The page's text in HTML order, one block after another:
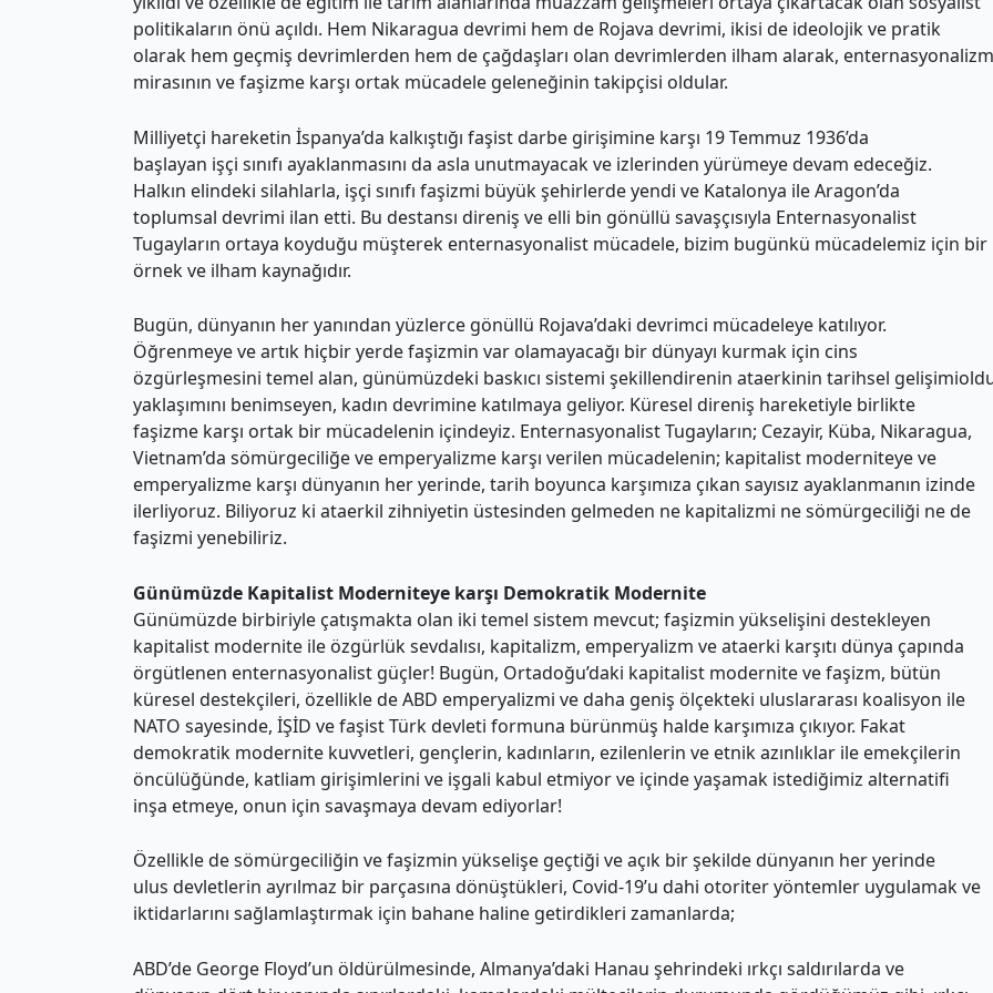
politikaların önü açıldı. Hem Nikaragua devrimi hem de Rojava devrimi, ikisi de ideolojik ve pratik
olarak hem geçmiş devrimlerden hem de çağdaşları olan devrimlerden ilham alarak, enternasyonalizm
mirasının ve faşizme karşı ortak mücadele geleneğinin takipçisi oldular.
Milliyetçi hareketin İspanya’da kalkıştığı faşist darbe girişimine karşı 19 Temmuz 1936’da
başlayan işçi sınıfı ayaklanmasını da asla unutmayacak ve izlerinden yürümeye devam edeceğiz.
Halkın elindeki silahlarla, işçi sınıfı faşizmi büyük şehirlerde yendi ve Katalonya ile Aragon’da
toplumsal devrimi ilan etti. Bu destansı direniş ve elli bin gönüllü savaşçısıyla Enternasyonalist
Tugayların ortaya koyduğu müşterek enternasyonalist mücadele, bizim bugünkü mücadelemiz için bir
örnek ve ilham kaynağıdır.
Bugün, dünyanın her yanından yüzlerce gönüllü Rojava’daki devrimci mücadeleye katılıyor.
Öğrenmeye ve artık hiçbir yerde faşizmin var olamayacağı bir dünyayı kurmak için cins
özgürleşmesini temel alan, günümüzdeki baskıcı sistemi şekillendirenin ataerkinin tarihsel
yaklaşımını benimseyen, kadın devrimine katılmaya geliyor. Küresel direniş hareketiyle birlikte
faşizme karşı ortak bir mücadelenin içindeyiz. Enternasyonalist Tugayların; Cezayir, Küba, Nikaragua,
Vietnam’da sömürgeciliğe ve emperyalizme karşı verilen mücadelenin; kapitalist moderniteye ve
emperyalizme karşı dünyanın her yerinde, tarih boyunca karşımıza çıkan sayısız ayaklanmanın izinde
ilerliyoruz. Biliyoruz ki ataerkil zihniyetin üstesinden gelmeden ne kapitalizmi ne sömürgeciliği ne de
faşizmi yenebiliriz.
Günümüzde Kapitalist Moderniteye karşı Demokratik Modernite
Günümüzde birbiriyle çatışmakta olan iki temel sistem mevcut; faşizmin yükselişini destekleyen
kapitalist modernite ile özgürlük sevdalısı, kapitalizm, emperyalizm ve ataerki karşıtı dünya çapında
örgütlenen enternasyonalist güçler! Bugün, Ortadoğu’daki kapitalist modernite ve faşizm, bütün
küresel destekçileri, özellikle de ABD emperyalizmi ve daha geniş ölçekteki uluslararası koalisyon ile
NATO sayesinde, İŞİD ve faşist Türk devleti formuna bürünmüş halde karşımıza çıkıyor. Fakat
demokratik modernite kuvvetleri, gençlerin, kadınların, ezilenlerin ve etnik azınlıklar ile emekçilerin
öncülüğünde, katliam girişimlerini ve işgali kabul etmiyor ve içinde yaşamak istediğimiz alternatifi
inşa etmeye, onun için savaşmaya devam ediyorlar!
Özellikle de sömürgeciliğin ve faşizmin yükselişe geçtiği ve açık bir şekilde dünyanın her yerinde
ulus devletlerin ayrılmaz bir parçasına dönüştükleri, Covid-19’u dahi otoriter yöntemler uygulamak ve
iktidarlarını sağlamlaştırmak için bahane haline getirdikleri zamanlarda;
ABD’de George Floyd’un öldürülmesinde, Almanya’daki Hanau şehrindeki ırkçı saldırılarda ve